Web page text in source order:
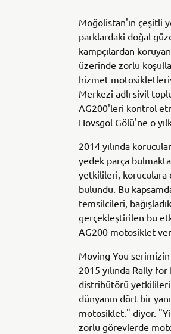
Moğolistan'ın çeşitli
parklardaki doğal
kampçılardan
üzerinde zorlu
hizmet
Merkezi adlı sivil
AG200'leri kontrol
Hovsgol Gölü'ne o
2014 yılında
yedek parça bulmakta
yetkilileri, koruculara
bulundu. Bu
temsilcileri,
gerçekleştirilen bu
AG200 motosiklet
Moving You
2015 yılında Rally
distribütörü yetkilileri
dünyanın dört bir
motosiklet." diyor.
zorlu görevlerde